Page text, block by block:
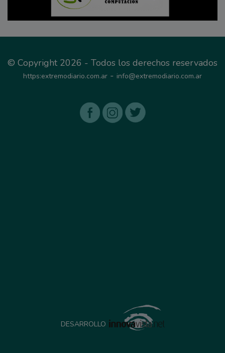
© Copyright 2026 - Todos los derechos reservados
https:extremodiario.com.ar - info@extremodiario.com.ar
DESARROLLO